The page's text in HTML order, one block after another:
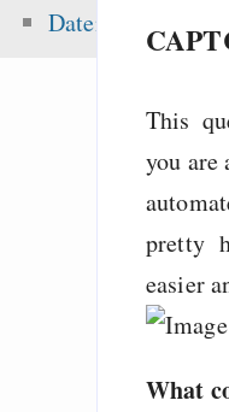
This
you are
pretty
easier
What
Datenschutz